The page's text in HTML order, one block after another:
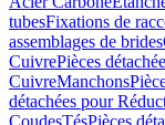
tubesFixations de
assemblages de brides
CuivrePièces
CuivreManchons
détachées pour
CoudesTésPièces